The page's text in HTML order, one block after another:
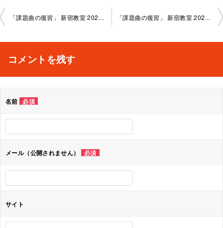
投
ビ
シ
ョ
ン
「課題曲の復習」 新宿教室 2023-10-10-no0002-1052 「課題曲の復習」 新宿教室 2023-10-24-no0002-1052
コメントを残す
名前 必須
メール（公開されません） 必須
サイト